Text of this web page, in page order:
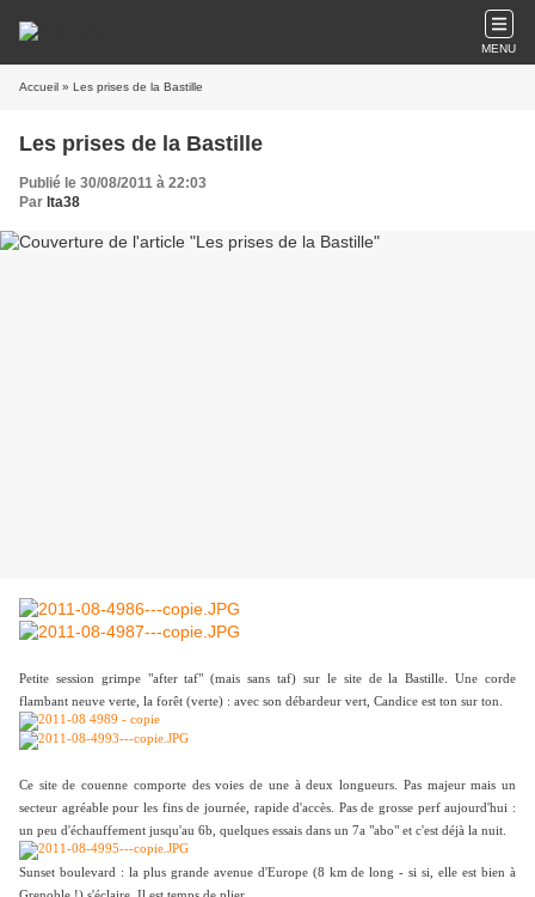
MENU
Accueil » Les prises de la Bastille
Les prises de la Bastille
Publié le 30/08/2011 à 22:03
Par lta38
Petite session grimpe "after taf" (mais sans taf) sur le site de la Bastille. Une corde
flambant neuve verte, la forêt (verte) : avec son débardeur vert, Candice est ton sur ton.
Ce site de couenne comporte des voies de une à deux longueurs. Pas majeur mais un
secteur agréable pour les fins de journée, rapide d'accès. Pas de grosse perf aujourd'hui :
un peu d'échauffement jusqu'au 6b, quelques essais dans un 7a "abo" et c'est déjà la nuit.
Sunset boulevard : la plus grande avenue d'Europe (8 km de long - si si, elle est bien à